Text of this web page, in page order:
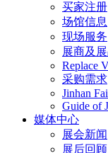
买家注册
场馆信息
现场服务
展商及
Replace
采购需求
Jinhan
Guide of
媒体中心
展会新闻
展后回顾